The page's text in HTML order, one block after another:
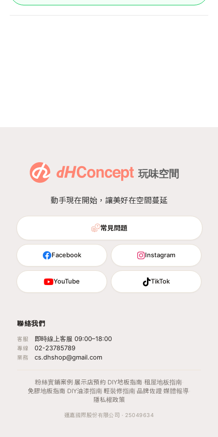
動手現在開始，讓美好在空間蔓延
常見問題
Facebook Instagram
YouTube TikTok
聯絡我們
客服 即時線上客服 09:00–18:00
專線 02-23785789
業務 cs.dhshop@gmail.com
粉絲實鋪案例 ·展示店預約·DIY地板指南 ·租屋地板指南·
免膠地板指南 ·DIY油漆指南·輕裝修指南·品牌佐證·媒體報導·
隱私權政策
運嘉國際股份有限公司 · 25049634